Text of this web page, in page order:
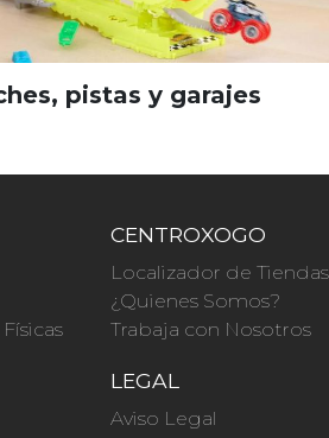
pistas y garajes
CENTROXOGO
Localizador de Tiendas
¿Quienes Somos?
Trabaja con Nosotros
LEGAL
Aviso Legal